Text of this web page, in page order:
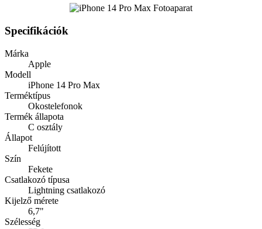
Specifikációk
Márka
Apple
Modell
iPhone 14 Pro Max
Terméktípus
Okostelefonok
Termék állapota
C osztály
Állapot
Felújított
Szín
Fekete
Csatlakozó típusa
Lightning csatlakozó
Kijelző mérete
6,7"
Szélesség